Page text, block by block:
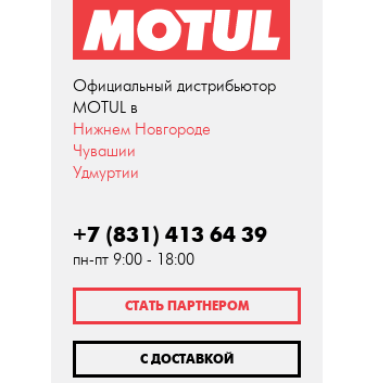
Официальный дистрибьютор
MOTUL в
Нижнем Новгороде
Чувашии
Удмуртии
+7 (831) 413 64 39
пн-пт 9:00 - 18:00
СТАТЬ ПАРТНЕРОМ
С ДОСТАВКОЙ